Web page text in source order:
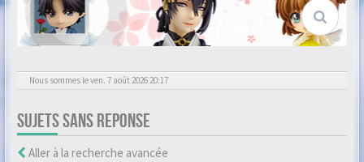
Nous sommes le ven. 7 août 2026 20:17
SUJETS SANS REPONSE
Aller à la recherche avancée